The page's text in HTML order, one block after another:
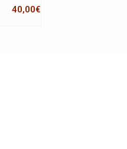
40,00€